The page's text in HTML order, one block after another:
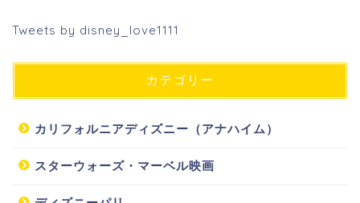
Tweets by disney_love1111
カテゴリー
カリフォルニアディズニー（アナハイム）
スターウォーズ・マーベル映画